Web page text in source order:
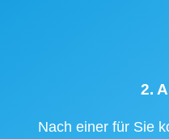
2.
Nach einer für Sie